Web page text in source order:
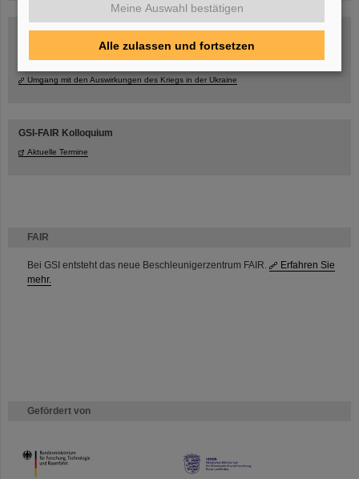
FAIR
Bei GSI entsteht das neue Beschleunigerzentrum FAIR.
Erfahren Sie
mehr.
Gefördert von
HMWK
Umgang mit den Auswirkungen des Kriegs in der Ukraine
GSI-FAIR Kolloquium
Aktuelle Termine
Meine Auswahl bestätigen
Alle zulassen und fortsetzen